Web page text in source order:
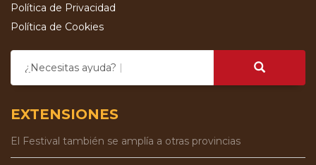
Política de Privacidad
Política de Cookies
¿Necesitas ayuda?
EXTENSIONES
El Festival también se amplía a otras provincias